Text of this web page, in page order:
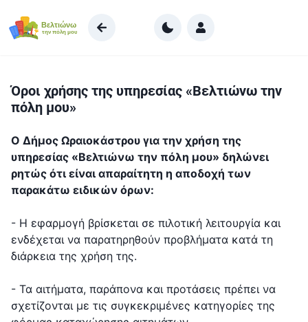
Όροι χρήσης της υπηρεσίας «Βελτιώνω την
πόλη μου»
Ο Δήμος Ωραιοκάστρου για την χρήση της
υπηρεσίας «Βελτιώνω την πόλη μου» δηλώνει
ρητώς ότι είναι απαραίτητη η αποδοχή των
παρακάτω ειδικών όρων:
- Η εφαρμογή βρίσκεται σε πιλοτική λειτουργία και
ενδέχεται να παρατηρηθούν προβλήματα κατά τη
διάρκεια της χρήση της.
- Τα αιτήματα, παράπονα και προτάσεις πρέπει να
σχετίζονται με τις συγκεκριμένες κατηγορίες της